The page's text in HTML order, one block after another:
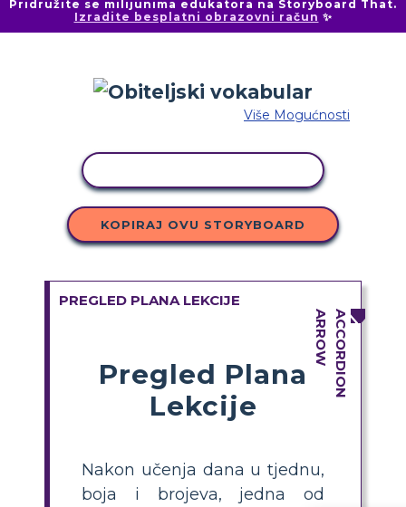
Pridružite se milijunima edukatora na Storyboard That.
Izradite besplatni obrazovni račun ✨
Više Mogućnosti
KOPIRAJ OVU STORYBOARD
PREGLED PLANA LEKCIJE
Pregled Plana
Lekcije
Nakon učenja dana u tjednu,
boja i brojeva, jedna od